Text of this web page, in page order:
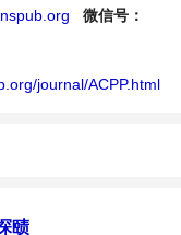
微信号：
journal/ACPP.html
赜